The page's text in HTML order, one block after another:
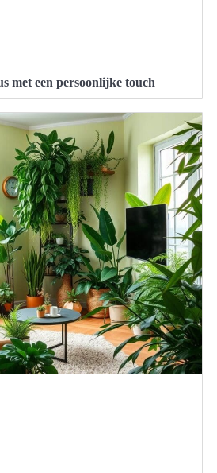
met een persoonlijke touch